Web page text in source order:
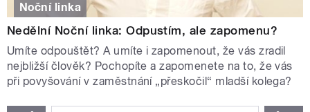
Noční linka
Nedělní Noční linka: Odpustím, ale zapomenu?
Umíte odpouštět? A umíte i zapomenout, že vás zradil
nejbližší člověk? Pochopíte a zapomenete na to, že vás
při povyšování v zaměstnání „přeskočil“ mladší kolega?